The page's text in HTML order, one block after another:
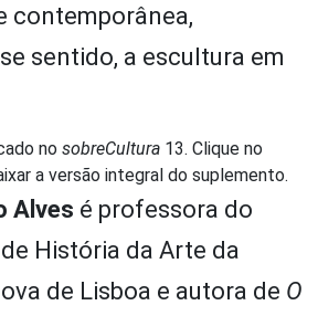
contemporânea,
sentido, a escultura em
no sobreCultura 13. Clique no
a versão integral do suplemento.
Alves é professora do
História da Arte da
de Lisboa e autora de O